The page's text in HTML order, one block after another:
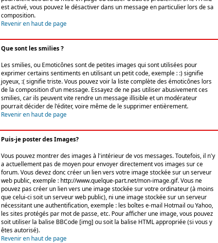
est activé, vous pouvez le désactiver dans un message en particulier lors de sa
composition.
Revenir en haut de page
Que sont les smilies ?
Les smilies, ou Emoticônes sont de petites images qui sont utilisées pour
exprimer certains sentiments en utilisant un petit code, exemple : :) signifie
joyeux, :( signifie triste. Vous pouvez voir la liste complète des émoticônes lors
de la composition d'un message. Essayez de ne pas utiliser abusivement ces
smilies, car ils peuvent vite rendre un message illisible et un modérateur
pourrait décider de l'éditer, voire même de le supprimer entièrement.
Revenir en haut de page
Puis-je poster des Images?
Vous pouvez montrer des images à l'intérieur de vos messages. Toutefois, il n'y
a actuellement pas de moyen pour envoyer directement vos images sur ce
forum. Vous devez donc créer un lien vers votre image stockée sur un serveur
web public, exemple : http://www.quelque-part.net/mon-image.gif. Vous ne
pouvez pas créer un lien vers une image stockée sur votre ordinateur (à moins
que celui-ci soit un serveur web public), ni une image stockée sur un serveur
nécessitant une authentification, exemple : les boîtes e-mail Hotmail ou Yahoo,
les sites protégés par mot de passe, etc. Pour afficher une image, vous pouvez
soit utiliser la balise BBCode [img] ou soit la balise HTML appropriée (si vous y
êtes autorisé).
Revenir en haut de page